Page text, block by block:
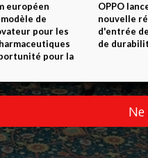
européen
de
pour les
pour la
OPPO
nouvelle
d'entrée
de
Ne